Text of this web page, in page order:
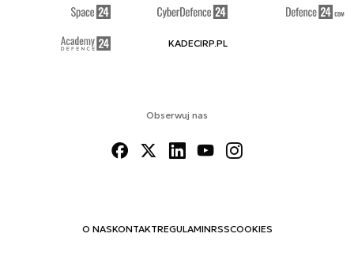
Obserwuj nas
O NASKONTAKTREGULAMINRSSCOOKIES
KADECIRP.PL